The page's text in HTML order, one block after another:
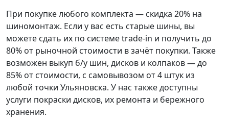
При покупке любого комплекта — скидка 20% на
шиномонтаж. Если у вас есть старые шины, вы
можете сдать их по системе trade-in и получить до
80% от рыночной стоимости в зачёт покупки. Также
возможен выкуп б/у шин, дисков и колпаков — до
85% от стоимости, с самовывозом от 4 штук из
любой точки Ульяновска. У нас также доступны
услуги покраски дисков, их ремонта и бережного
хранения.